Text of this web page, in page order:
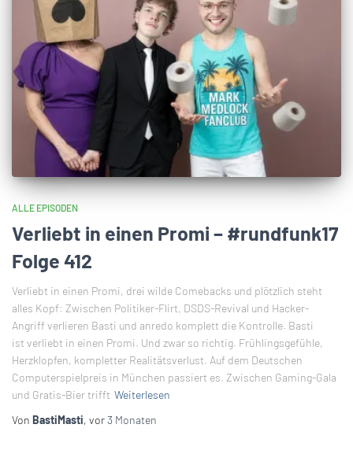
ALLE EPISODEN
Verliebt in einen Promi – #rundfunk17
Folge 412
Verliebt in einen Promi, drei wilde Comebacks und plötzlich steht
alles Kopf: Zwischen Politiker-Flirt, DSDS-Revival und Hacker-
Angriff verlieren Basti und anredo komplett die Kontrolle. Basti
ist verliebt in einen Promi. Und zwar so richtig. Frühlingsgefühle,
Herzklopfen, kompletter Realitätsverlust. Auf dem Deutschen
Computerspielpreis in München passiert es. Zwischen Gaming-Gala
und Gratis-Bier trifft Weiterlesen
Von BastiMasti, vor3 Monaten